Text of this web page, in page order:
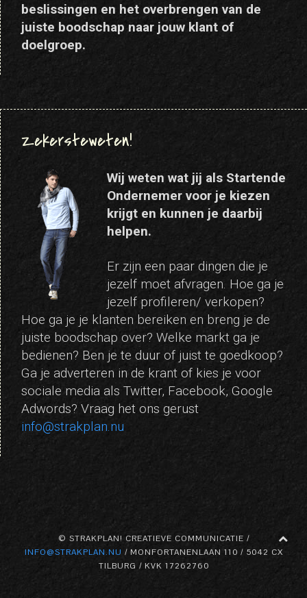
beslissingen en het overbrengen van de
juiste boodschap naar jouw klant of
doelgroep.
Zekersteweten!
Wij weten wat jij als Startende
Ondernemer voor je kiezen
krijgt en kunnen je daarbij
helpen.
Er zijn een paar dingen die je
jezelf moet afvragen. Hoe ga je
jezelf profileren/ verkopen?
Hoe ga je je klanten bereiken en breng je de
juiste boodschap over? Welke markt ga je
bedienen? Ben je te duur of juist te goedkoop?
Ga je adverteren in de krant of kies je voor
sociale media als Twitter, Facebook, Google
Adwords? Vraag het ons gerust
info@strakplan.nu
© STRAKPLAN! CREATIEVE COMMUNICATIE /
INFO@STRAKPLAN.NU / MONFORTANENLAAN 110 / 5042 CX
TILBURG / KVK 17262760